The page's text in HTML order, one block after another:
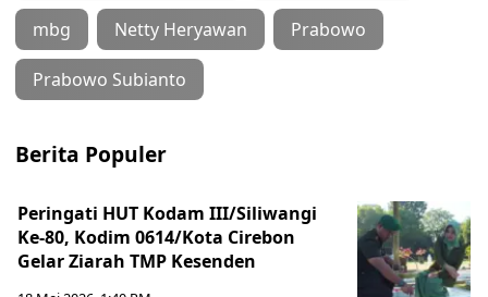
mbg Netty Heryawan Prabowo
Prabowo Subianto
Berita Populer
Peringati HUT Kodam III/Siliwangi
Ke-80, Kodim 0614/Kota Cirebon
Gelar Ziarah TMP Kesenden